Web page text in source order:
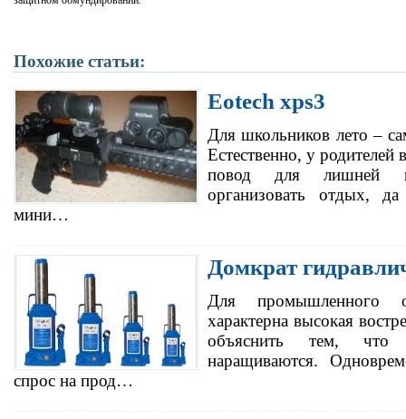
Похожие статьи:
Eotech xps3
Для школьников лето –
Естественно, у родителей
повод для лишней
организовать отдых,
мини…
Домкрат
Для промышленного
характерна высокая
объяснить тем, что
наращиваются.
спрос на прод…